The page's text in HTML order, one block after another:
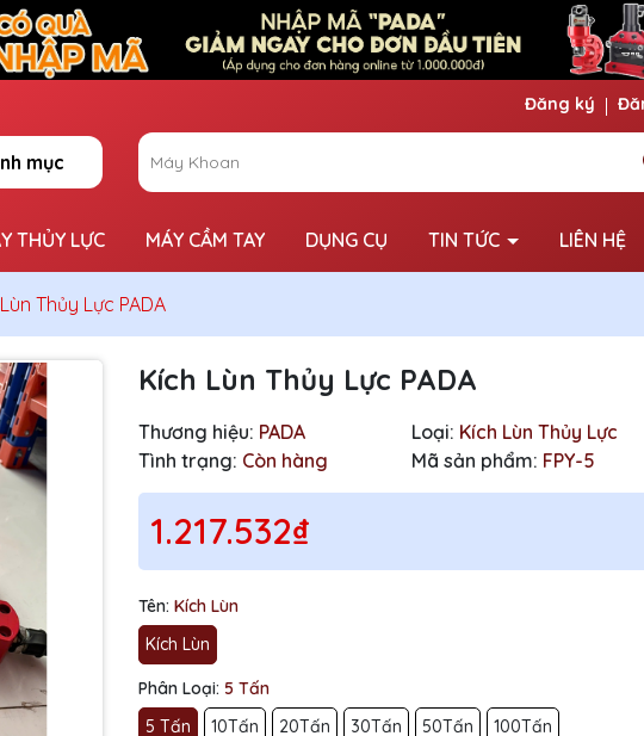
Đăng ký
mục
THỦY LỰC MÁY CẦM TAY DỤNG CỤ TIN TỨC LIÊN HỆ
Thủy Lực PADA
Kích Lùn Thủy Lực PADA
Thương hiệu: PADA Loại: Kích Lùn Thủy Lực
Tình trạng: Còn hàng Mã sản phẩm: FPY-5
1.217.532₫
Tên: Kích Lùn
Kích Lùn
Phân Loại: 5 Tấn
5 Tấn
10Tấn 20Tấn 30Tấn 50Tấn 100Tấn